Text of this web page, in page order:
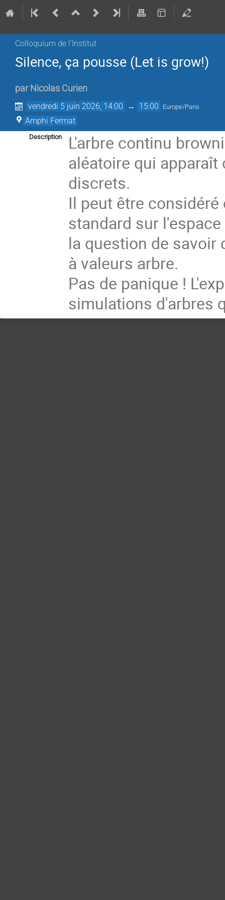
Colloquium de l'Institut
Silence, ça pousse (Let is grow!)
par Nicolas Curien
vendredi 5 juin 2026, 14:00 → 15:00 Europe/Paris
Amphi Fermat
Description
L'arbre continu
aléatoire qui
discrets.
Il peut être
standard sur
la question de savoir
à valeurs arbre.
Pas de panique !
simulations d'arbres